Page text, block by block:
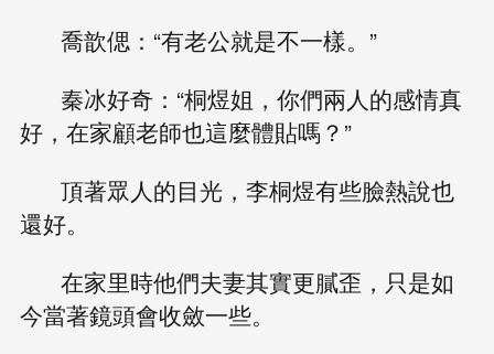
喬歆偲：“有老公就是不一樣。”
秦冰好奇：“桐煜姐，你們兩人的感情真
好，在家顧老師也這麼體貼嗎？”
頂著眾人的目光，李桐煜有些臉熱說也
還好。
在家里時他們夫妻其實更膩歪，只是如
今當著鏡頭會收斂一些。